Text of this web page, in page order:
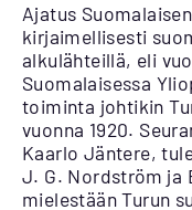
Ajatus
kirjaimellisesti
alkulähteillä, eli
Suomalaisessa
toiminta johtikin
vuonna 1920.
Kaarlo Jäntere,
J. G. Nordström ja
mielestään Turun